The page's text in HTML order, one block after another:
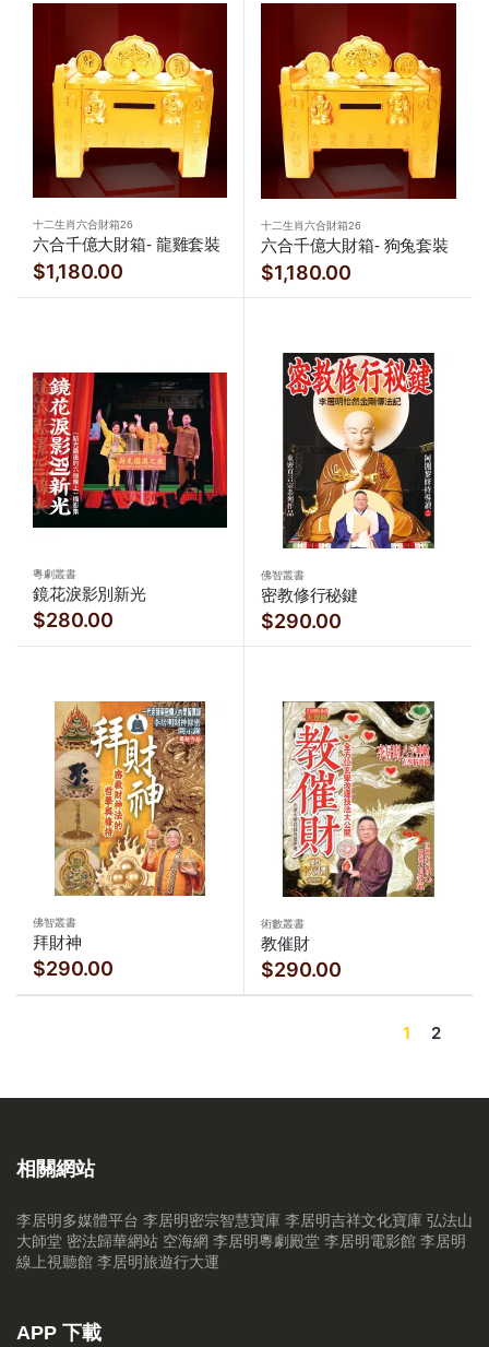
十二生肖六合財箱26
六合千億大財箱- 龍雞套裝
$1,180.00
十二生肖六合財箱26
六合千億大財箱- 狗兔套裝
$1,180.00
粵劇叢書
鏡花淚影別新光
$280.00
佛智叢書
密教修行秘鍵
$290.00
佛智叢書
拜財神
$290.00
術數叢書
教催財
$290.00
1 2
相關網站
李居明多媒體平台 李居明密宗智慧寶庫 李居明吉祥文化寶庫 弘法山
大師堂 密法歸華網站 空海網 李居明粵劇殿堂 李居明電影館 李居明
線上視聽館 李居明旅遊行大運
APP 下載